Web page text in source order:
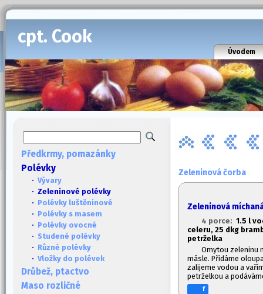
cpt. Cook
Úvodem
Předkrmy, pomazánky
Polévky
· Vývary
· Zeleninové polévky
· Polévky luštěninové
· Polévky s masem
· Polévky ovocné
· Studené polévky
· Různé polévky
· Vložky do polévek
Drůbež, ptactvo
Maso rozličné
Zeleninová čorba
Zeleninová
4 porce: 1.5 l
celeru, 25 dkg
petrželka
Omytou zeleninu
másle. Přidáme
zalijeme vodou a
petrželkou a
f